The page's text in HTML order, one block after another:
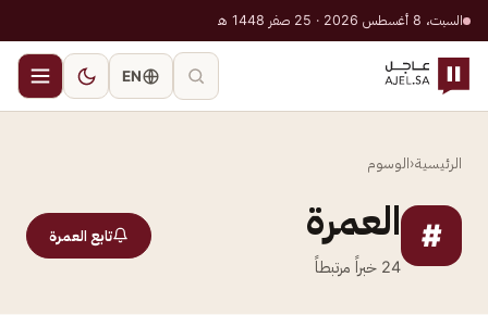
السبت، 8 أغسطس 2026 · 25 صفر 1448 هـ
EN
الرئيسية‹الوسوم
# العمرة
24 خبراً مرتبطاً
تابع العمرة